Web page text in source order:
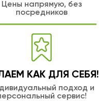
Цены напрямую, без
посредников
КАК ДЛЯ СЕБЯ!
подход и
сервис!